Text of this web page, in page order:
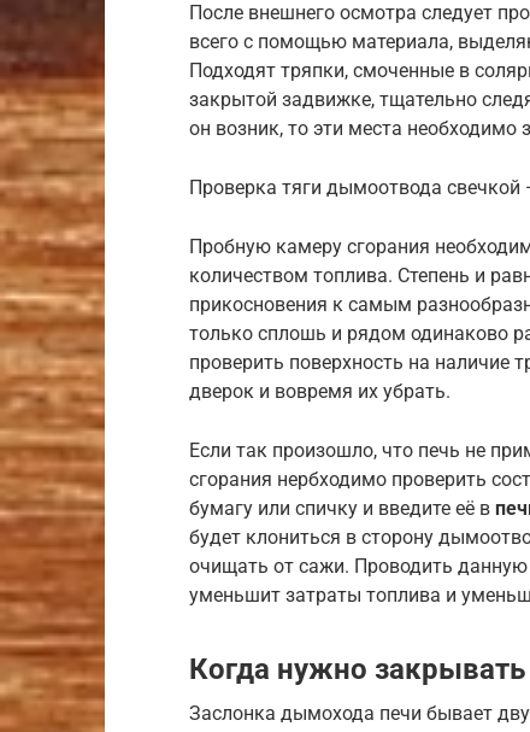
После внешнего осмотра следует
всего с помощью материала,
Подходят тряпки, смоченные в
закрытой задвижке, тщательно
он возник, то эти места необходимо
Проверка тяги дымоотвода свечкой
Пробную камеру сгорания
количеством топлива. Степень и
прикосновения к самым
только сплошь и рядом одинаково
проверить поверхность на наличие
дверок и вовремя их убрать.
Если так произошло, что печь не
сгорания нербходимо проверить
бумагу или спичку и введите её в
будет клониться в сторону
очищать от сажи. Проводить данную
уменьшит затраты топлива и
Когда нужно закрывать
Заслонка дымохода печи бывает